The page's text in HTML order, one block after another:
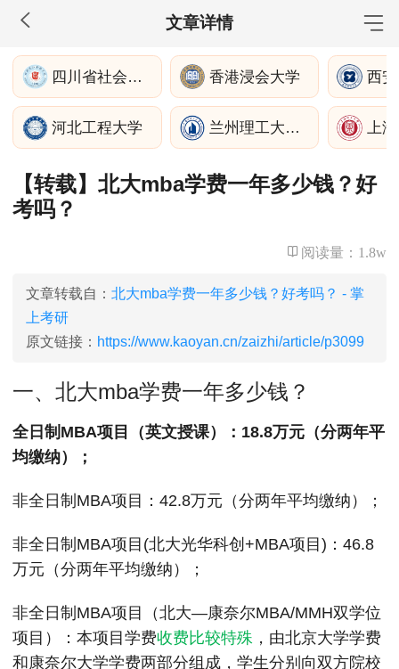
文章详情
MBA工商管理
院校库 考试报名 招生政策 学制学费
报名流程
考试真题
报考经验 招生简章
MEM工程管理
院校库
MPA公共管理
院校库
MPAcc会计专硕
院校库 考试报名 招生政策 学制学费
报名流程
考试真题
院校库 考试报名 招生政策 学制学费
报名流程
考试真题
报考经验 招生简章
四川省社会科学院 香港浸会大学 西
河北工程大学 兰州理工大学经济管理学院 上
【转载】北大mba学费一年多少钱？好
考吗？
阅读量： 1.8w
文章转载自： 北大mba学费一年多少钱？好考吗？ - 掌
上考研
原文链接： https://www.kaoyan.cn/zaizhi/article/p3099
一、北大mba学费一年多少钱？
全日制MBA项目（英文授课）：18.8万元（分两年平
均缴纳）；
非全日制MBA项目：42.8万元（分两年平均缴纳）；
非全日制MBA项目(北大光华科创+MBA项目)：46.8
万元（分两年平均缴纳）；
非全日制MBA项目（北大—康奈尔MBA/MMH双学位
项目）：本项目学费收费比较特殊 ，由北京大学学费
和康奈尔大学学费两部分组成，学生分别向双方院校